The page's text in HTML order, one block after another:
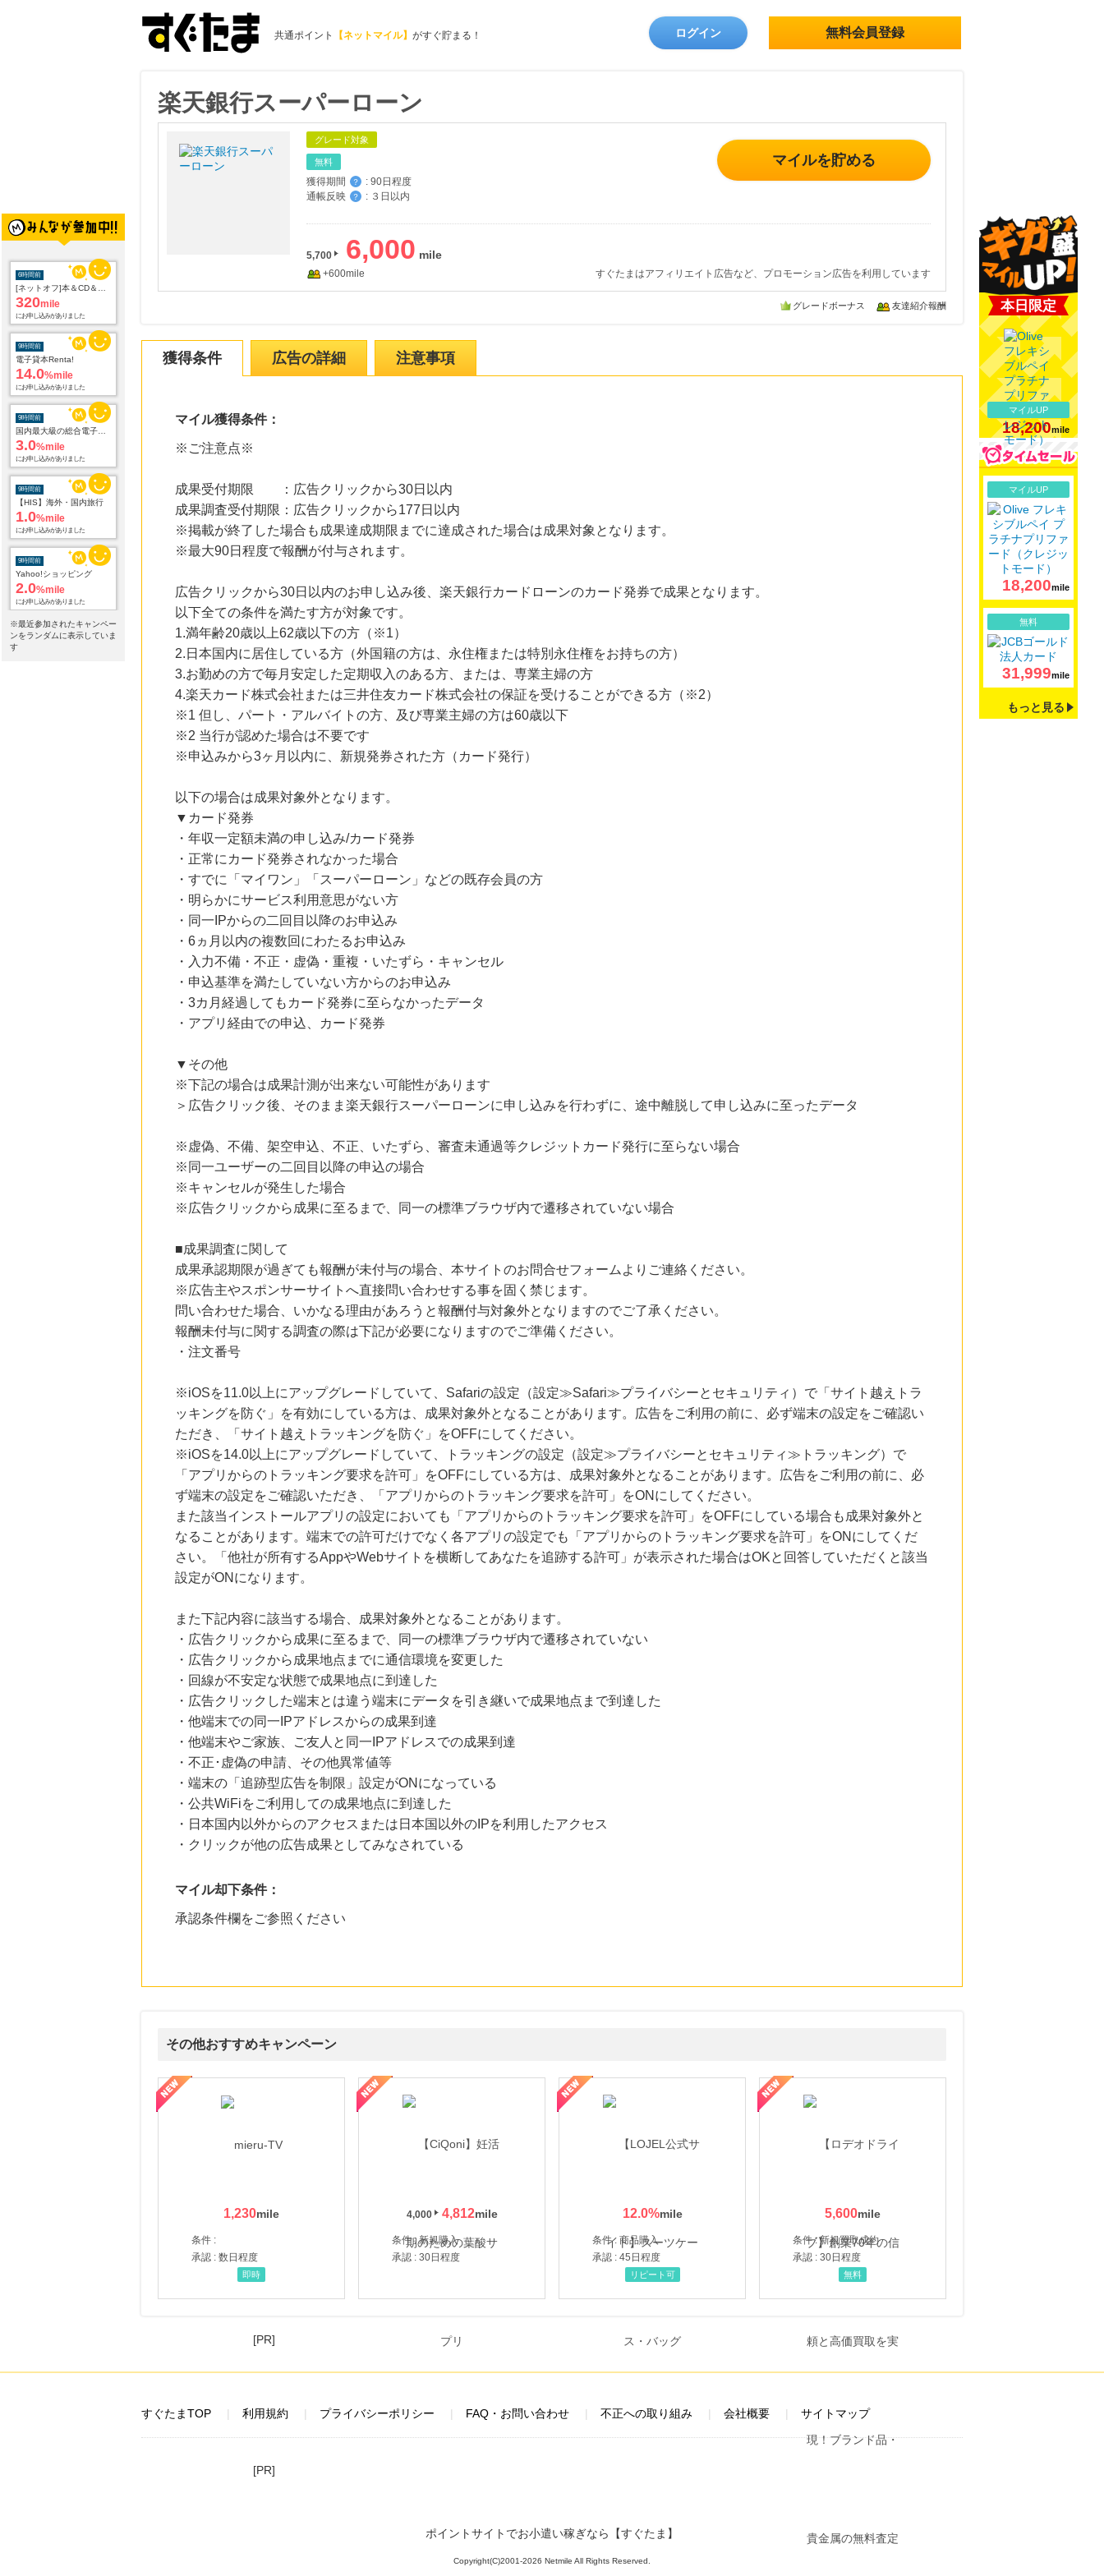
共通ポイント 【ネットマイル】 がすぐ貯まる！ ログイン 無料会員登録
6時間前
320mile
にお申し込みがありました
9時間前
電子貸本Renta!
14.0%mile
にお申し込みがありました
9時間前
3.0%mile
にお申し込みがありました
9時間前
【HIS】海外・国内旅行
1.0%mile
にお申し込みがありました
9時間前
Yahoo!ショッピング
2.0%mile
にお申し込みがありました
9時間前
※最近参加されたキャンペー
ンをランダムに表示していま
す
楽天銀行スーパーローン
グレード対象
無料
獲得期間 ？ : 90日程度
通帳反映
？ : ３日以内
マイルを貯める
5,700 6,000
+600mile すぐたまはアフィリエイト広告など、プロモーション広告を利用しています
グレードボーナス 友達紹介報酬
獲得条件 広告の詳細 注意事項
マイル獲得条件：
※ご注意点※
成果受付期限 ：広告クリックから30日以内
成果調査受付期限：広告クリックから177日以内
※掲載が終了した場合も成果達成期限までに達成された場合は成果対象となります。
※最大90日程度で報酬が付与されます。
広告クリックから30日以内のお申し込み後、楽天銀行カードローンのカード発券で成果となります。
以下全ての条件を満たす方が対象です。
1.満年齢20歳以上62歳以下の方（※1）
2.日本国内に居住している方（外国籍の方は、永住権または特別永住権をお持ちの方）
3.お勤めの方で毎月安定した定期収入のある方、または、専業主婦の方
4.楽天カード株式会社または三井住友カード株式会社の保証を受けることができる方（※2）
※1 但し、パート・アルバイトの方、及び専業主婦の方は60歳以下
※2 当行が認めた場合は不要です
※申込みから3ヶ月以内に、新規発券された方（カード発行）
以下の場合は成果対象外となります。
▼カード発券
・年収一定額未満の申し込み/カード発券
・正常にカード発券されなかった場合
・すでに「マイワン」「スーパーローン」などの既存会員の方
・明らかにサービス利用意思がない方
・同一IPからの二回目以降のお申込み
・6ヵ月以内の複数回にわたるお申込み
・入力不備・不正・虚偽・重複・いたずら・キャンセル
・申込基準を満たしていない方からのお申込み
・3カ月経過してもカード発券に至らなかったデータ
・アプリ経由での申込、カード発券
▼その他
※下記の場合は成果計測が出来ない可能性があります
＞広告クリック後、そのまま楽天銀行スーパーローンに申し込みを行わずに、途中離脱して申し込みに至ったデータ
※虚偽、不備、架空申込、不正、いたずら、審査未通過等クレジットカード発行に至らない場合
※同一ユーザーの二回目以降の申込の場合
※キャンセルが発生した場合
※広告クリックから成果に至るまで、同一の標準ブラウザ内で遷移されていない場合
■成果調査に関して
成果承認期限が過ぎても報酬が未付与の場合、本サイトのお問合せフォームよりご連絡ください。
※広告主やスポンサーサイトへ直接問い合わせする事を固く禁じます。
問い合わせた場合、いかなる理由があろうと報酬付与対象外となりますのでご了承ください。
報酬未付与に関する調査の際は下記が必要になりますのでご準備ください。
・注文番号
※iOSを11.0以上にアップグレードしていて、Safariの設定（設定≫Safari≫プライバシーとセキュリティ）で「サイト越えトラ
ッキングを防ぐ」を有効にしている方は、成果対象外となることがあります。広告をご利用の前に、必ず端末の設定をご確認い
ただき、「サイト越えトラッキングを防ぐ」をOFFにしてください。
※iOSを14.0以上にアップグレードしていて、トラッキングの設定（設定≫プライバシーとセキュリティ≫トラッキング）で
「アプリからのトラッキング要求を許可」をOFFにしている方は、成果対象外となることがあります。広告をご利用の前に、必
ず端末の設定をご確認いただき、「アプリからのトラッキング要求を許可」をONにしてください。
また該当インストールアプリの設定においても「アプリからのトラッキング要求を許可」をOFFにしている場合も成果対象外と
なることがあります。端末での許可だけでなく各アプリの設定でも「アプリからのトラッキング要求を許可」をONにしてくだ
さい。「他社が所有するAppやWebサイトを横断してあなたを追跡する許可」が表示された場合はOKと回答していただくと該当
設定がONになります。
また下記内容に該当する場合、成果対象外となることがあります。
・広告クリックから成果に至るまで、同一の標準ブラウザ内で遷移されていない
・広告クリックから成果地点までに通信環境を変更した
・回線が不安定な状態で成果地点に到達した
・広告クリックした端末とは違う端末にデータを引き継いで成果地点まで到達した
・他端末での同一IPアドレスからの成果到達
・他端末やご家族、ご友人と同一IPアドレスでの成果到達
・不正･虚偽の申請、その他異常値等
・端末の「追跡型広告を制限」設定がONになっている
・公共WiFiをご利用しての成果地点に到達した
・日本国内以外からのアクセスまたは日本国以外のIPを利用したアクセス
・クリックが他の広告成果としてみなされている
マイル却下条件：
承認条件欄をご参照ください
その他おすすめキャンペーン
1,230
条件 :
承認 : 数日程度
即時
4,000 4,812
条件 : 新規購入
承認 : 30日程度
12.0%
条件 : 商品購入
承認 : 45日程度
【LOJEL公式サイト】スーツケース・バッグ
リピート可
5,600
条件 : 新規買取成約
承認 : 30日程度
【ロデオドライブ】創業70年の信頼と高価買取を実現！ブランド品・貴金属の無料査定
無料
本日限定
マイルUP
18,200mile
マイルUP
18,200mile
無料
31,999mile
もっと見る
[PR]
すぐたまTOP 利用規約 プライバシーポリシー FAQ・お問い合わせ 不正への取り組み 会社概要 サイトマップ
[PR]
ポイントサイトでお小遣い稼ぎなら【すぐたま】
Copyright(C)2001-2026 Netmile All Rights Reserved.